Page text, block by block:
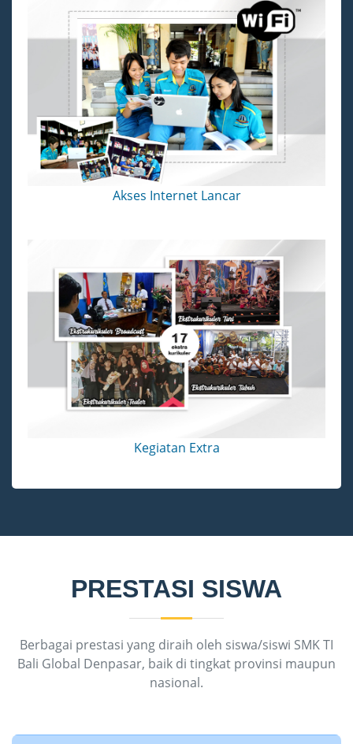
Akses Internet Lancar
Kegiatan Extra
PRESTASI SISWA
Berbagai prestasi yang diraih oleh siswa/siswi SMK TI
Bali Global Denpasar, baik di tingkat provinsi maupun
nasional.